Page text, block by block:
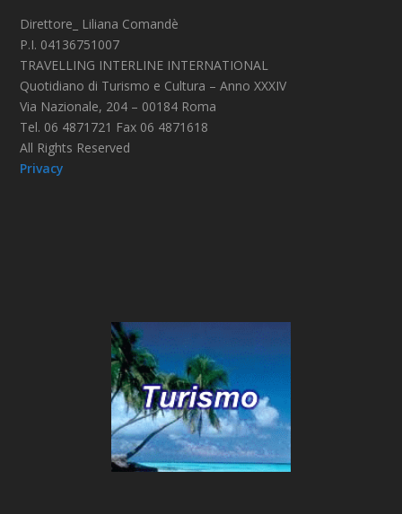
Direttore_ Liliana Comandè
P.I. 04136751007
TRAVELLING INTERLINE INTERNATIONAL
Quotidiano di Turismo e Cultura – Anno XXXIV
Via Nazionale, 204 – 00184 Roma
Tel. 06 4871721 Fax 06 4871618
All Rights Reserved
Privacy